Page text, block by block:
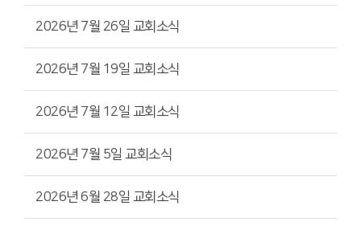
2026년 7월 26일 교회소식
2026년 7월 19일 교회소식
2026년 7월 12일 교회소식
2026년 7월 5일 교회소식
2026년 6월 28일 교회소식